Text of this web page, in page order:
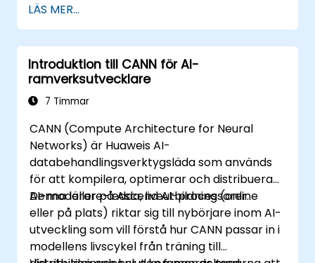
LÄS MER...
Introduktion till CANN för AI-
ramverksutvecklare
7 Timmar
CANN (Compute Architecture for Neural
Networks) är Huaweis AI-
databehandlingsverktygsläda som används
för att kompilera, optimerar och distribuera
AI-modeller på Ascend AI-processorer.
Denna lärare-ledda, liveutbildning (online
eller på plats) riktar sig till nybörjare inom AI-
utveckling som vill förstå hur CANN passar in i
modellens livscykel från träning till